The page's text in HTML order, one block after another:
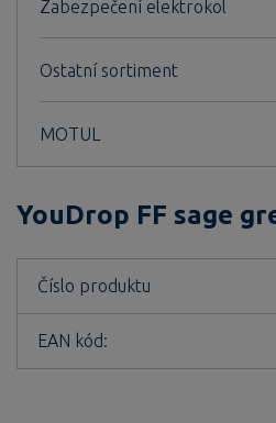
Zabezpečení elektrokol
Ostatní sortiment
MOTUL
YouDrop FF sage
Číslo produktu
EAN kód: